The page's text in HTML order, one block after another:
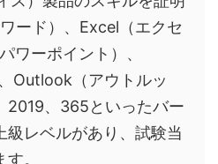
ード）、Excel（エクセ
ワーポイント）、
Outlook（アウトルッ
2019、365といったバー
級レベルがあり、試験当
。